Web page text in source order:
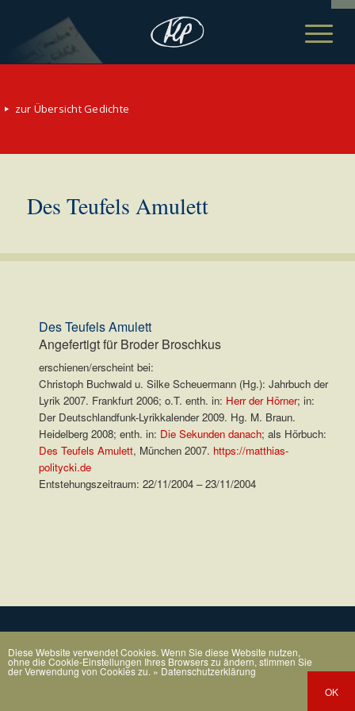
zur Übersicht Gedichte
Des Teufels Amulett
Des Teufels Amulett
Angefertigt für Broder Broschkus
erschienen/erscheint bei:
Christoph Buchwald u. Silke Scheuermann (Hg.): Jahrbuch der
Lyrik 2007. Frankfurt 2006; o.T. enth. in: Herr der Hörner; in:
Der Deutschlandfunk-Lyrikkalender 2009. Hg. M. Braun.
Heidelberg 2008; enth. in: Die Sekunden danach; als Hörbuch:
Des Teufels Amulett, München 2007. https://matthias-
politycki.de
Entstehungszeitraum: 22/11/2004 – 23/11/2004
Diese Website verwendet Cookies. Wenn Sie diese Website nutzen,
ohne die Cookie-Einstellungen Ihres Browsers zu ändern, stimmen Sie
der Verwendung von Cookies zu. » Datenschutzerklärung
OK